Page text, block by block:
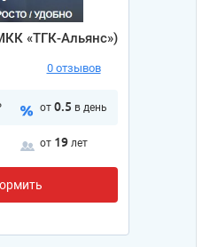
«ТГК-Альянс»)
0 отзывов
от 0.5 в день
от 19 лет